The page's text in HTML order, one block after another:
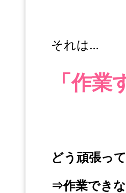
それは…
「作
どう頑張っ
⇒作業でき